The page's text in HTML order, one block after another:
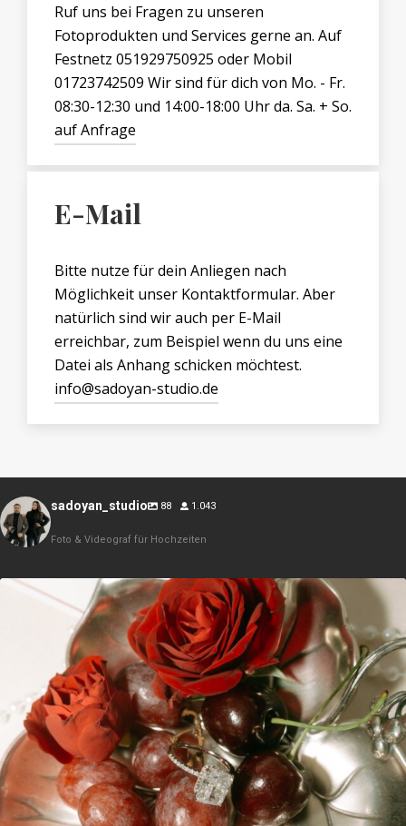
Ruf uns bei Fragen zu unseren
Fotoprodukten und Services gerne an. Auf
Festnetz 051929750925 oder Mobil
01723742509 Wir sind für dich von Mo. - Fr.
08:30-12:30 und 14:00-18:00 Uhr da. Sa. + So.
auf Anfrage
E-Mail
Bitte nutze für dein Anliegen nach
Möglichkeit unser Kontaktformular. Aber
natürlich sind wir auch per E-Mail
erreichbar, zum Beispiel wenn du uns eine
Datei als Anhang schicken möchtest.
info@sadoyan-studio.de
sadoyan_studio 88 1.043
Foto & Videograf für Hochzeiten